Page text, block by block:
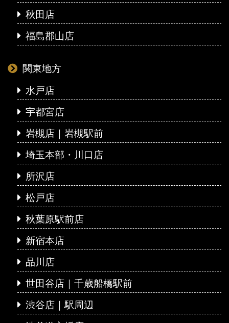
秋田店
福島郡山店
関東地方
水戸店
宇都宮店
岩槻店｜岩槻駅前
埼玉本部・川口店
所沢店
松戸店
秋葉原駅前店
新宿本店
品川店
世田谷店｜千歳船橋駅前
渋谷店｜駅周辺